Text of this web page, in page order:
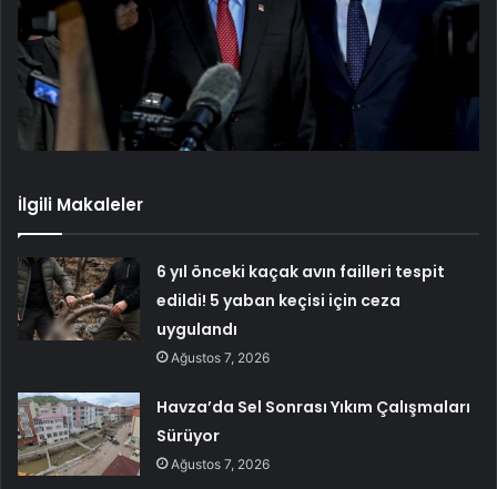
İlgili Makaleler
6 yıl önceki kaçak avın failleri tespit
edildi! 5 yaban keçisi için ceza
uygulandı
Ağustos 7, 2026
Havza’da Sel Sonrası Yıkım Çalışmaları
Sürüyor
Ağustos 7, 2026